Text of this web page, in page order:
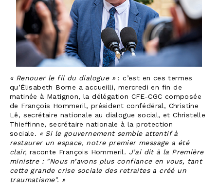
« Renouer le fil du dialogue » : c’est en ces termes
qu’Élisabeth Borne a accueilli, mercredi en fin de
matinée à Matignon, la délégation CFE-CGC composée
de François Hommeril, président confédéral, Christine
Lê, secrétaire nationale au dialogue social, et Christelle
Thieffinne, secrétaire nationale à la protection
sociale. « Si le gouvernement semble attentif à
restaurer un espace, notre premier message a été
clair, raconte François Hommeril. J’ai dit à la Première
ministre :"Nous n’avons plus confiance en vous, tant
cette grande crise sociale des retraites a créé un
traumatisme". »